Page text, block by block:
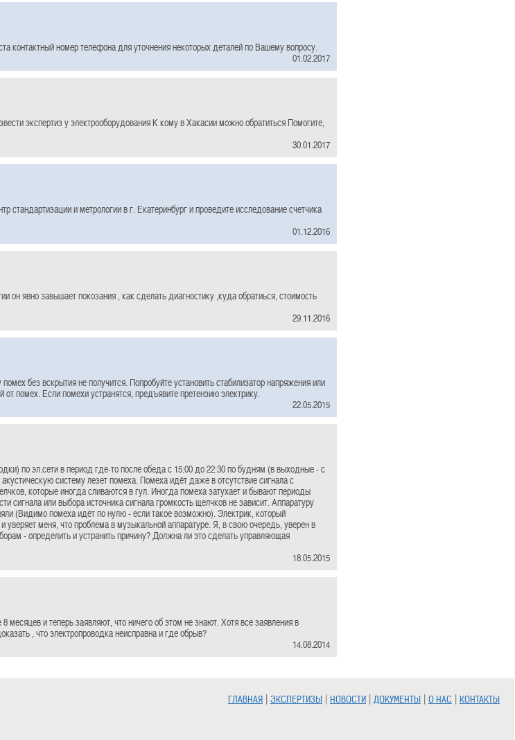
контактный номер телефона для уточнения некоторых деталей по Вашему вопросу.
01.02.2017
экспертиз у электрооборудования К кому в Хакасии можно обратиться Помогите,
30.01.2017
стандартизации и метрологии в г. Екатеринбург и проведите исследование счетчика
01.12.2016
он явно завышает покозания , как сделать диагностику ,куда обратиься, стоимость
29.11.2016
без вскрытия не получится. Попробуйте установить стабилизатор напряжения или
от помех. Если помехи устранятся, предъявите претензию электрику.
22.05.2015
по эл.сети в период где-то после обеда с 15:00 до 22:30 по будням (в выходные - с
систему лезет помеха. Помеха идёт даже в отсутствие сигнала с
которые иногда сливаются в гул. Иногда помеха затухает и бывают периоды
сигнала или выбора источника сигнала громкость щелчков не зависит. Аппаратуру
(Видимо помеха идёт по нулю - если такое возможно). Электрик, который
уверяет меня, что проблема в музыкальной аппаратуре. Я, в свою очередь, уверен в
- определить и устранить причину? Должна ли это сделать управляющая
18.05.2015
и теперь заявляют, что ничего об этом не знают. Хотя все заявления в
, что электропроводка неисправна и где обрыв?
14.08.2014
ГЛАВНАЯ | ЭКСПЕРТИЗЫ | НОВОСТИ | ДОКУМЕНТЫ | О НАС | КОНТАКТЫ